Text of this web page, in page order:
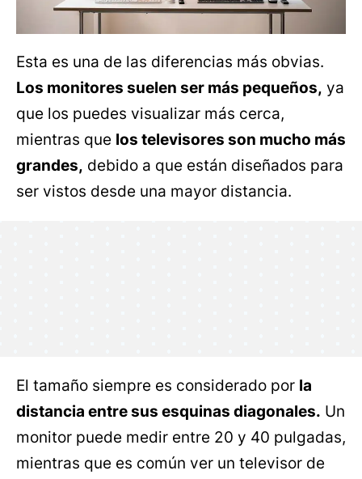
Esta es una de las diferencias más obvias.
Los monitores suelen ser más pequeños, ya
que los puedes visualizar más cerca,
mientras que los televisores son mucho más
grandes, debido a que están diseñados para
ser vistos desde una mayor distancia.
El tamaño siempre es considerado por la
distancia entre sus esquinas diagonales. Un
monitor puede medir entre 20 y 40 pulgadas,
mientras que es común ver un televisor de